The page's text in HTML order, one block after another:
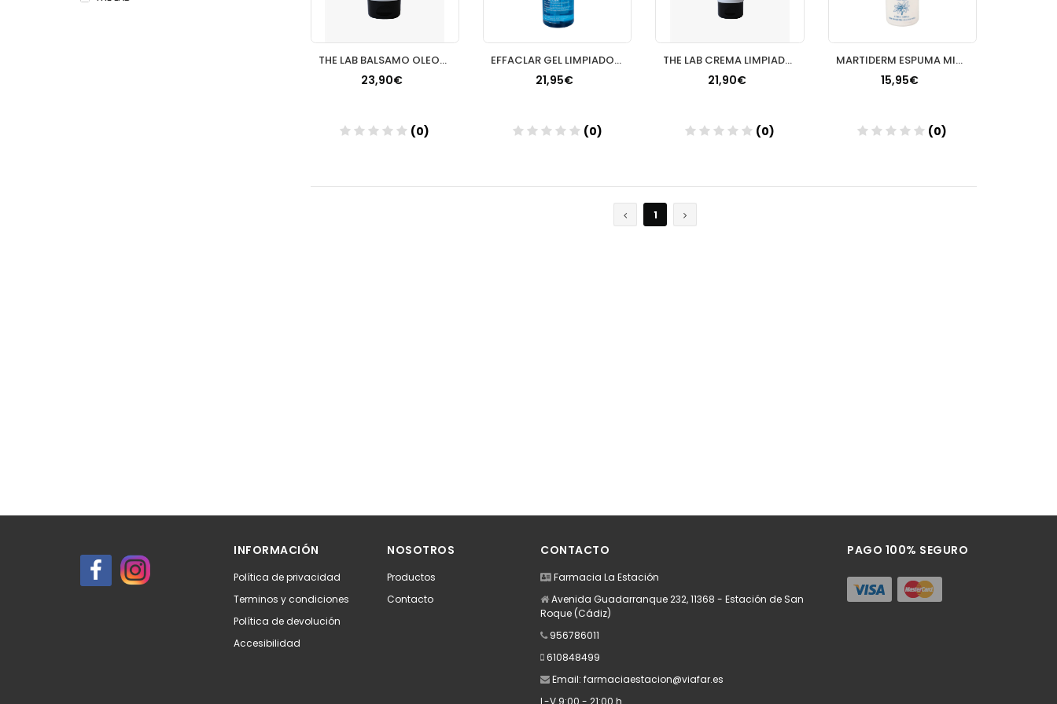
THE LAB BALSAMO OLEOSO LIMPIADOR 1 TUBO 150 ML
23,90€
(0)
EFFACLAR GEL LIMPIADOR PURIFICANTE 400 ML
21,95€
(0)
THE LAB CREMA LIMPIADORA SIN JABON 1 TUBO 100 ML
21,90€
(0)
MARTIDERM ESPUMA MICELAR LIMPIADORA 100 ML
15,95€
(0)
1
INFORMACIÓN
Política de privacidad
Terminos y condiciones
Política de devolución
Accesibilidad
NOSOTROS
Productos
Contacto
CONTACTO
Farmacia La Estación
Avenida Guadarranque 232, 11368 - Estación de San
Roque (Cádiz)
956786011
610848499
Email: farmaciaestacion@viafar.es
L-V 9:00 - 21:00 h
PAGO 100% SEGURO